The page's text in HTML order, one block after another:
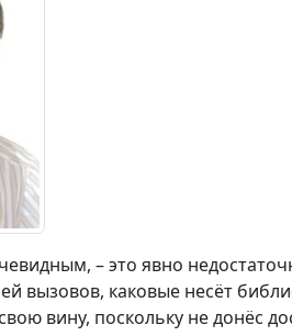
– это явно
вызовов, каковые несёт
вину, поскольку не донёс